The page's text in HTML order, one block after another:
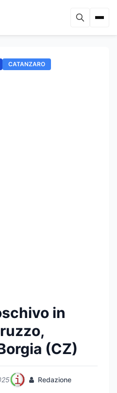
CATANZARO
in
(CZ)
Redazione